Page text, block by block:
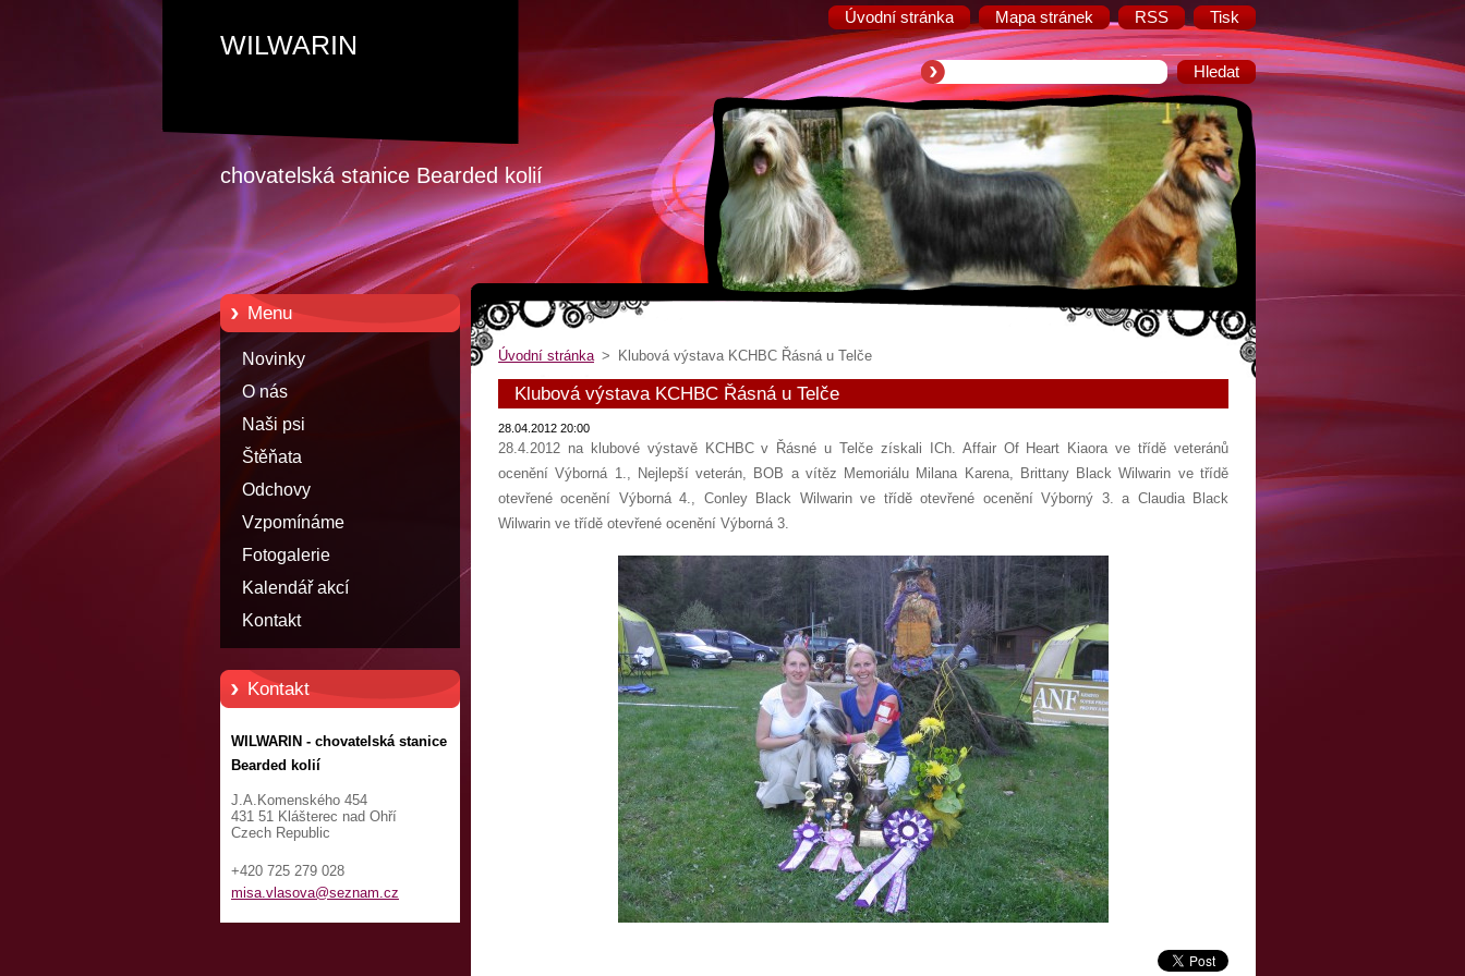
Úvodní stránka Mapa stránek RSS Tisk
WILWARIN
chovatelská stanice Bearded kolií
Menu
Novinky
O nás
Naši psi
Štěňata
Odchovy
Vzpomínáme
Fotogalerie
Kalendář akcí
Kontakt
Kontakt
WILWARIN - chovatelská stanice
Bearded kolií
J.A.Komenského 454
431 51 Klášterec nad Ohří
Czech Republic
+420 725 279 028
misa.vlasova@seznam.cz
Úvodní stránka > Klubová výstava KCHBC Řásná u Telče
Klubová výstava KCHBC Řásná u Telče
28.04.2012 20:00
28.4.2012 na klubové výstavě KCHBC v Řásné u Telče získali ICh. Affair Of Heart Kiaora ve třídě veteránů
ocenění Výborná 1., Nejlepší veterán, BOB a vítěz Memoriálu Milana Karena, Brittany Black Wilwarin ve třídě
otevřené ocenění Výborná 4., Conley Black Wilwarin ve třídě otevřené ocenění Výborný 3. a Claudia Black
Wilwarin ve třídě otevřené ocenění Výborná 3.